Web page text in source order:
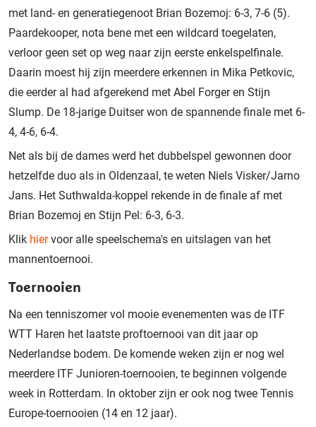
met land- en generatiegenoot Brian Bozemoj: 6-3, 7-6 (5).
Paardekooper, nota bene met een wildcard toegelaten,
verloor geen set op weg naar zijn eerste enkelspelfinale.
Daarin moest hij zijn meerdere erkennen in Mika Petkovic,
die eerder al had afgerekend met Abel Forger en Stijn
Slump. De 18-jarige Duitser won de spannende finale met 6-
4, 4-6, 6-4.
Net als bij de dames werd het dubbelspel gewonnen door
hetzelfde duo als in Oldenzaal, te weten Niels Visker/Jarno
Jans. Het Suthwalda-koppel rekende in de finale af met
Brian Bozemoj en Stijn Pel: 6-3, 6-3.
Klik hiervoor alle speelschema's en uitslagen van het
mannentoernooi.
Toernooien
Na een tenniszomer vol mooie evenementen was de ITF
WTT Haren het laatste proftoernooi van dit jaar op
Nederlandse bodem. De komende weken zijn er nog wel
meerdere ITF Junioren-toernooien, te beginnen volgende
week in Rotterdam. In oktober zijn er ook nog twee Tennis
Europe-toernooien (14 en 12 jaar).